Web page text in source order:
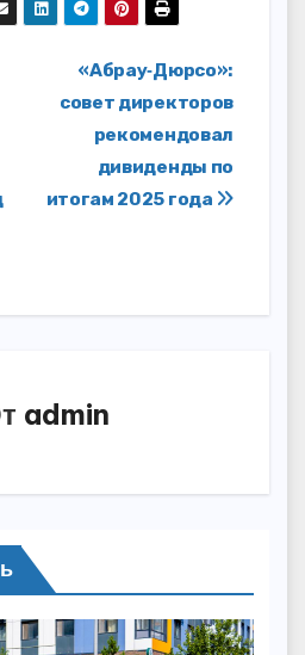
«Абрау‑Дюрсо»:
совет директоров
рекомендовал
дивиденды по
итогам 2025 года
admin